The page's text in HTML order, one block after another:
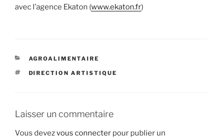
avec l’agence Ekaton (www.ekaton.fr)
CATÉGORIES
AGROALIMENTAIRE
ÉTIQUETTES
DIRECTION ARTISTIQUE
Laisser un commentaire
Vous devezvous connecter pour publier un